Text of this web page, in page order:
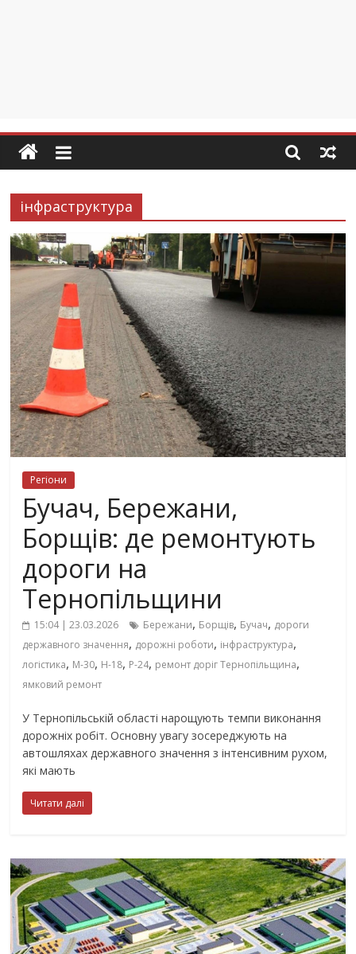
інфраструктура
Регіони
Бучач, Бережани,
Борщів: де ремонтують
дороги на
Тернопільщини
15:04 | 23.03.2026 Бережани, Борщів, Бучач, дороги
державного значення, дорожні роботи, інфраструктура,
логістика, М-30, Н-18, Р-24, ремонт доріг Тернопільщина,
ямковий ремонт
У Тернопільській області нарощують темпи виконання
дорожніх робіт. Основну увагу зосереджують на
автошляхах державного значення з інтенсивним рухом,
які мають
Читати далі